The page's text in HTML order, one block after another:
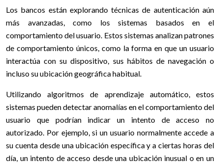
Los bancos están explorando técnicas de autenticación aún
más avanzadas, como los sistemas basados en el
comportamiento del usuario. Estos sistemas analizan patrones
de comportamiento únicos, como la forma en que un usuario
interactúa con su dispositivo, sus hábitos de navegación o
incluso su ubicación geográfica habitual.
Utilizando algoritmos de aprendizaje automático, estos
sistemas pueden detectar anomalías en el comportamiento del
usuario que podrían indicar un intento de acceso no
autorizado. Por ejemplo, si un usuario normalmente accede a
su cuenta desde una ubicación específica y a ciertas horas del
día, un intento de acceso desde una ubicación inusual o en un